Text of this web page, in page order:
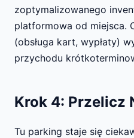
zoptymalizowanego
platformowa od miejsca.
(obsługa kart, wypłaty)
przychodu
Krok 4: Przelicz
Tu parking staje się